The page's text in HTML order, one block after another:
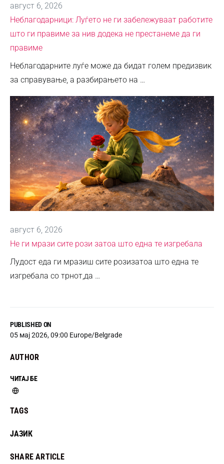
PUBLISHED ON
05 мај 2026, 09:00 Europe/Belgrade
AUTHOR
ЧИТАЈ БЕ
TAGS
ЈАЗИК
SHARE ARTICLE
август 6, 2026
Неблагодарници: Луѓето не ги забележуваат работите
што ги правиме за нив додека не престанеме да ги
правиме
Неблагодарните луѓе може да бидат голем предизвик
за справување, а разбирањето на …
август 6, 2026
Не ги мрази сите рози затоа што една те изгребала
Лудост еда ги мразиш сите розизатоа што една те
изгребала со трнот,да …